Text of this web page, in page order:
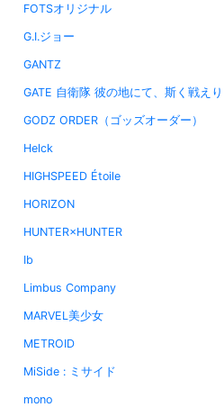
FOTSオリジナル
G.I.ジョー
GANTZ
GATE 自衛隊 彼の地にて、斯く戦えり
GODZ ORDER（ゴッズオーダー）
Helck
HIGHSPEED Étoile
HORIZON
HUNTER×HUNTER
Ib
Limbus Company
MARVEL美少女
METROID
MiSide : ミサイド
mono